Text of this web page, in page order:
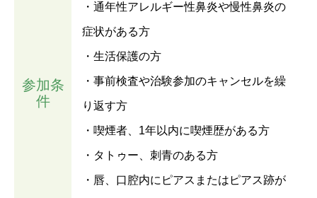
参加条
件
・通年性アレルギー性鼻炎や慢性鼻炎の
症状がある方
・生活保護の方
・事前検査や治験参加のキャンセルを繰
り返す方
・喫煙者、1年以内に喫煙歴がある方
・タトゥー、刺青のある方
・唇、口腔内にピアスまたはピアス跡が